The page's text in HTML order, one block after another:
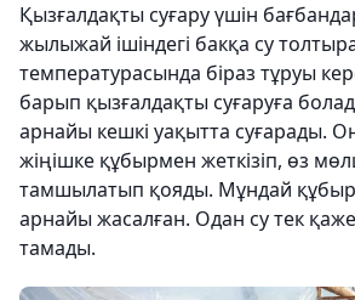
Қызғалдақты суғару үшін
жылыжай ішіндегі бакқа су
температурасында біраз тұруы
барып қызғалдақты суғаруға
арнайы кешкі уақытта суғарады.
жіңішке құбырмен жеткізіп, өз
тамшылатып қояды. Мұндай
арнайы жасалған. Одан су тек
тамады.